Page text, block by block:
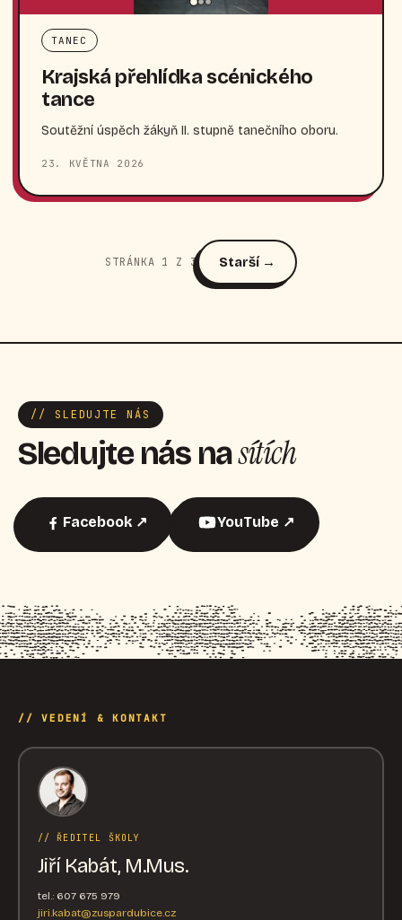
TANEC
Krajská přehlídka scénického
tance
Soutěžní úspěch žákyň II. stupně tanečního oboru.
23. KVĚTNA 2026
STRÁNKA 1 Z 3 Starší →
// SLEDUJTE NÁS
Sledujte nás nasítích
Facebook ↗ YouTube ↗
// VEDENÍ & KONTAKT
// ŘEDITEL ŠKOLY
Jiří Kabát, M.Mus.
tel.: 607 675 979
jiri.kabat@zuspardubice.cz